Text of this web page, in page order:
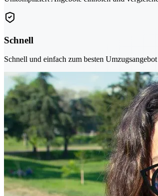
Schnell
Schnell und einfach zum besten Umzugsangebot